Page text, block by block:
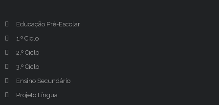
Educação Pré-Escolar
1.º Ciclo
2.º Ciclo
3.º Ciclo
Ensino Secundário
Projeto Língua